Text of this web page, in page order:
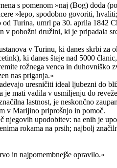
s pomenom »naj (Bog) doda
»lepo, spodobno govoriti,
Turina, umrl pa 30. aprila 1842
pobožni družini, ki je pripadala
v Turinu, ki danes skrbi za
ki danes šteje nad 5000
rožnega venca in duhovniško
nas priganja.«
uresničiti ideal ljubezni do
je mati vadila v usmiljenju do
lastnost, je neskončno
v Marijino priprošnjo in pomoč.
njegovih upodobitev: na enih je
rokama na prsih; najbolj
in najpomembnejše opravilo.«